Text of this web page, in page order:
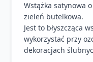
Wstążka satynowa
zieleń butelkowa.
Jest to błyszcząca
wykorzystać przy
dekoracjach